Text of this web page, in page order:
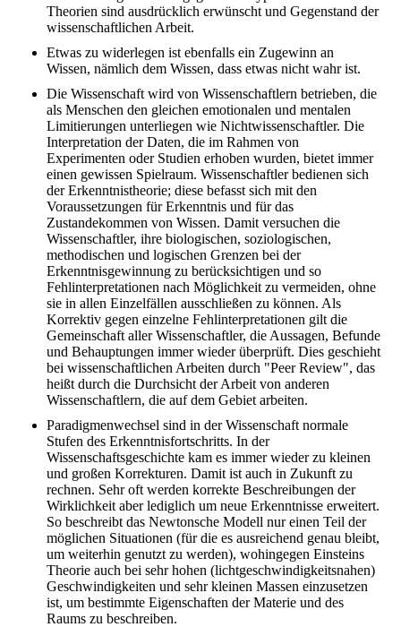
Theorien sind ausdrücklich erwünscht und Gegenstand der
wissenschaftlichen Arbeit.
Etwas zu widerlegen ist ebenfalls ein Zugewinn an
Wissen, nämlich dem Wissen, dass etwas nicht wahr ist.
Die Wissenschaft wird von Wissenschaftlern betrieben, die
als Menschen den gleichen emotionalen und mentalen
Limitierungen unterliegen wie Nichtwissenschaftler. Die
Interpretation der Daten, die im Rahmen von
Experimenten oder Studien erhoben wurden, bietet immer
einen gewissen Spielraum. Wissenschaftler bedienen sich
der Erkenntnistheorie; diese befasst sich mit den
Voraussetzungen für Erkenntnis und für das
Zustandekommen von Wissen. Damit versuchen die
Wissenschaftler, ihre biologischen, soziologischen,
methodischen und logischen Grenzen bei der
Erkenntnisgewinnung zu berücksichtigen und so
Fehlinterpretationen nach Möglichkeit zu vermeiden, ohne
sie in allen Einzelfällen ausschließen zu können. Als
Korrektiv gegen einzelne Fehlinterpretationen gilt die
Gemeinschaft aller Wissenschaftler, die Aussagen, Befunde
und Behauptungen immer wieder überprüft. Dies geschieht
bei wissenschaftlichen Arbeiten durch "Peer Review", das
heißt durch die Durchsicht der Arbeit von anderen
Wissenschaftlern, die auf dem Gebiet arbeiten.
Paradigmenwechsel sind in der Wissenschaft normale
Stufen des Erkenntnisfortschritts. In der
Wissenschaftsgeschichte kam es immer wieder zu kleinen
und großen Korrekturen. Damit ist auch in Zukunft zu
rechnen. Sehr oft werden korrekte Beschreibungen der
Wirklichkeit aber lediglich um neue Erkenntnisse erweitert.
So beschreibt das Newtonsche Modell nur einen Teil der
möglichen Situationen (für die es ausreichend genau bleibt,
um weiterhin genutzt zu werden), wohingegen Einsteins
Theorie auch bei sehr hohen (lichtgeschwindigkeitsnahen)
Geschwindigkeiten und sehr kleinen Massen einzusetzen
ist, um bestimmte Eigenschaften der Materie und des
Raums zu beschreiben.